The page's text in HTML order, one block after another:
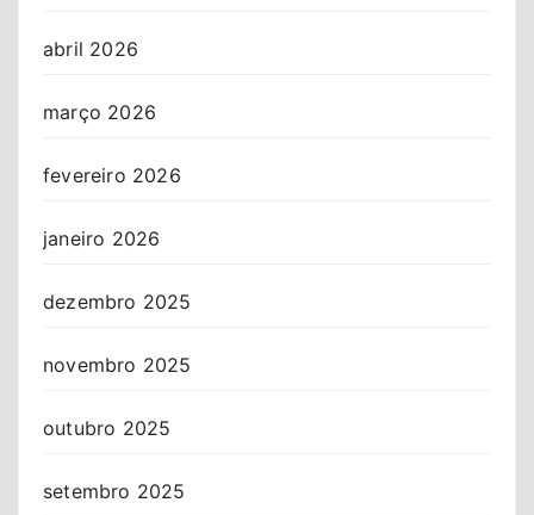
abril 2026
março 2026
fevereiro 2026
janeiro 2026
dezembro 2025
novembro 2025
outubro 2025
setembro 2025